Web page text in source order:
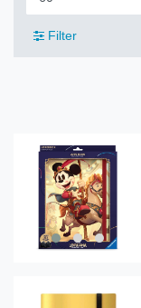
Filter